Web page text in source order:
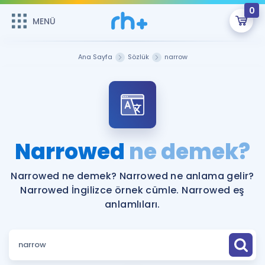
MENÜ
0
ÜYE DEĞİLİM
Sepetin Şu An Boş.
Remzi Hoca ile seni sınava hazırlayacak onlarca eğitim seni
bekliyor!
MENÜ
Faydalı Araçlar
Sözlük
Hakkımızda
Ana Sayfa Sözlük narrow
Narrowed ne demek?
Narrowed ne demek? Narrowed ne anlama gelir?
Narrowed İngilizce örnek cümle. Narrowed eş
anlamlıları.